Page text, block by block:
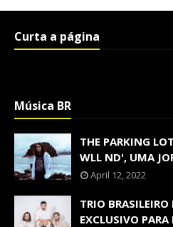
Curta a página
Música BR
THE PARKING
WLL ND', UMA
April 12, 2022
TRIO
EXCLUSIVO